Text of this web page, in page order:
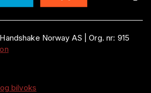
Handshake Norway AS |Org. nr: 915
bilvoks